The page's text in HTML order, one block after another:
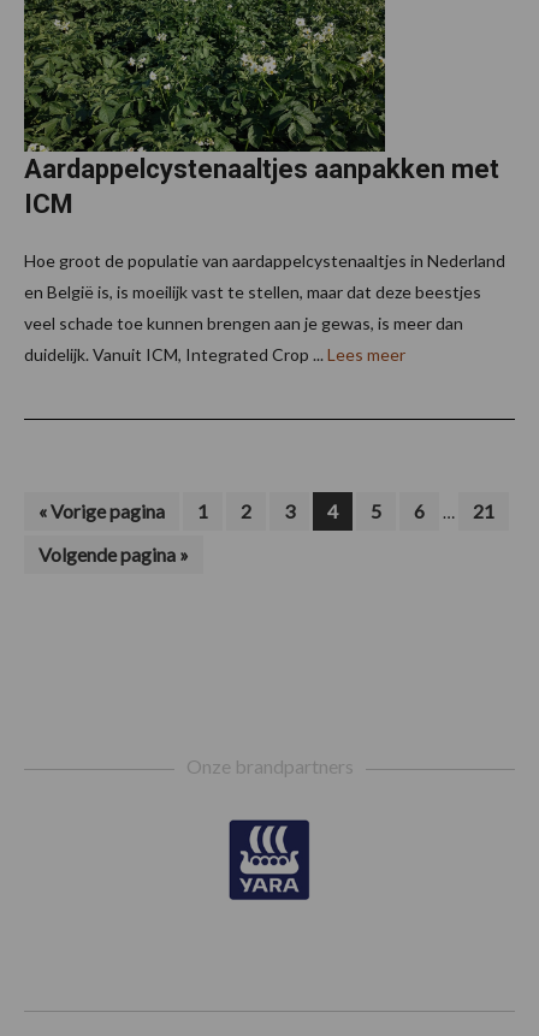
Aardappelcystenaaltjes aanpakken met
ICM
Hoe groot de populatie van aardappelcystenaaltjes in Nederland
en België is, is moeilijk vast te stellen, maar dat deze beestjes
veel schade toe kunnen brengen aan je gewas, is meer dan
duidelijk. Vanuit ICM, Integrated Crop ... Lees meer
«Ga
Vorige pagina Pagina
1 Pagina
2 Pagina
3 Pagina
4 Pagina
5 Pagina
6
Interim
… Pagina
21
Ga
naar
Volgende pagina »
Onze brandpartners